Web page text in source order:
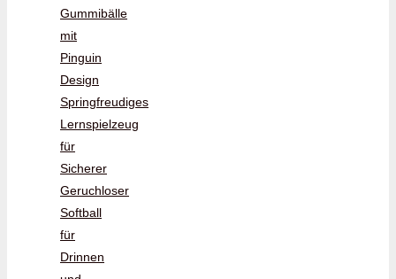
Gummibälle
mit
Pinguin
Design
Springfreudiges
Lernspielzeug
für
Sicherer
Geruchloser
Softball
für
Drinnen